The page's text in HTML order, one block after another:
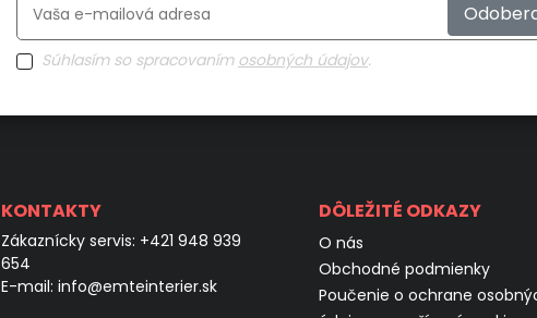
Súhlasím so spracovaním osobných údajov.
KONTAKTY
Zákaznícky servis: +421 948 939
654
E-mail: info@emteinterier.sk
DÔLEŽITÉ ODKAZY
O nás
Obchodné podmienky
Poučenie o ochrane